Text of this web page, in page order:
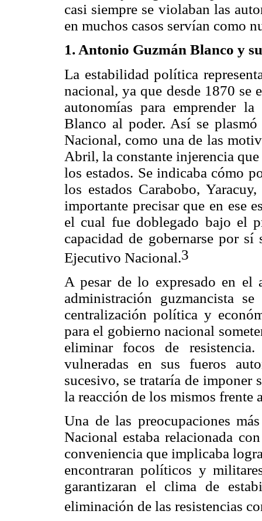
casi siempre se violaban las
en muchos casos servían como
1. Antonio Guzmán Blanco y
La estabilidad política
nacional, ya que desde 1870 se
autonomías para emprender
Blanco al poder. Así se
Nacional, como una de las
Abril, la constante injerencia
los estados. Se indicaba cómo
los estados Carabobo,
importante precisar que en ese
el cual fue doblegado bajo el
capacidad de gobernarse por
Ejecutivo Nacional.3
A pesar de lo expresado en el
administración guzmancista
centralización política y
para el gobierno nacional
eliminar focos de
vulneradas en sus fueros
sucesivo, se trataría de imponer
la reacción de los mismos frente
Una de las preocupaciones
Nacional estaba relacionada
conveniencia que implicaba
encontraran políticos y
garantizaran el clima de
eliminación de las resistencias